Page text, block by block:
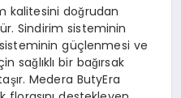
kalitesini doğrudan
Sindirim sisteminin
sisteminin güçlenmesi ve
sağlıklı bir bağırsak
Medera ButyEra